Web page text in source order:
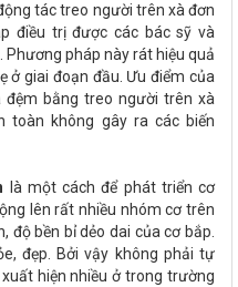
tác treo người trên xà đơn
điều trị được các bác sỹ và
pháp này rát hiệu quả
ở giai đoạn đầu. Ưu điểm của
bằng treo người trên xà
toàn không gây ra các biến
là một cách để phát triển cơ
lên rất nhiều nhóm cơ trên
độ bền bỉ dẻo dai của cơ bắp.
đẹp. Bởi vậy không phải tự
hiện nhiều ở trong trường